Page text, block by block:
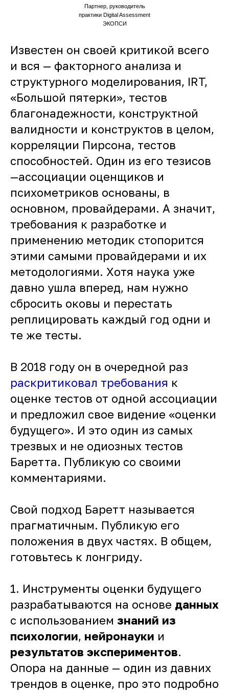
Партнер, руководитель
практики Digital Assessment
ЭКОПСИ
Известен он своей критикой всего
и вся — факторного анализа и
структурного моделирования, IRT,
«Большой пятерки», тестов
благонадежности, конструктной
валидности и конструктов в целом,
корреляции Пирсона, тестов
способностей. Один из его тезисов
—ассоциации оценщиков и
психометриков основаны, в
основном, провайдерами. А значит,
требования к разработке и
применению методик стопорится
этими самыми провайдерами и их
методологиями. Хотя наука уже
давно ушла вперед, нам нужно
сбросить оковы и перестать
реплицировать каждый год одни и
те же тесты.
В 2018 году он в очередной раз
раскритиковал требования к
оценке тестов от одной ассоциации
и предложил свое видение «оценки
будущего». И это один из самых
трезвых и не одиозных тестов
Баретта. Публикую со своими
комментариями.
Свой подход Баретт называется
прагматичным. Публикую его
положения в двух частях. В общем,
готовьтесь к лонгриду.
1. Инструменты оценки будущего
разрабатываются на основе данных
с использованием знаний из
психологии, нейронауки и
результатов экспериментов.
Опора на данные — один из давних
трендов в оценке, про это подробно